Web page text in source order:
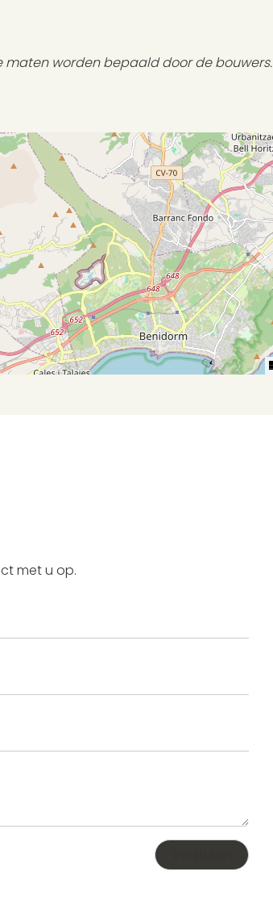
maten worden bepaald door de bouwers.
met u op.